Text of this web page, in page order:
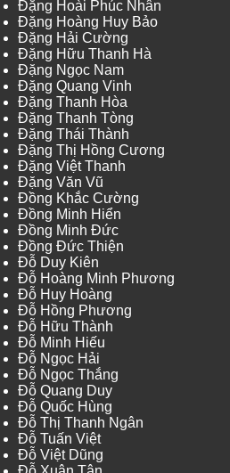
Đặng Hoài Phúc Nhân
Đặng Hoàng Huy Bảo
Đặng Hải Cường
Đặng Hữu Thanh Hà
Đặng Ngọc Nam
Đặng Quang Vinh
Đặng Thanh Hòa
Đặng Thanh Tòng
Đặng Thái Thành
Đặng Thị Hồng Cương
Đặng Việt Thanh
Đặng Văn Vũ
Đồng Khắc Cường
Đồng Minh Hiển
Đồng Minh Đức
Đồng Đức Thiện
Đỗ Duy Kiên
Đỗ Hoàng Minh Phương
Đỗ Huy Hoàng
Đỗ Hồng Phương
Đỗ Hữu Thành
Đỗ Minh Hiếu
Đỗ Ngọc Hải
Đỗ Ngọc Thắng
Đỗ Quang Duy
Đỗ Quốc Hùng
Đỗ Thị Thanh Ngân
Đỗ Tuấn Việt
Đỗ Việt Dũng